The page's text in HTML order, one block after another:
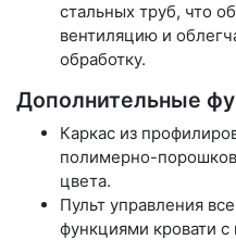
стальных труб, что
вентиляцию и
обработку.
Дополнительные
Каркас из
полимерно-
цвета.
Пульт управления
функциями кровати